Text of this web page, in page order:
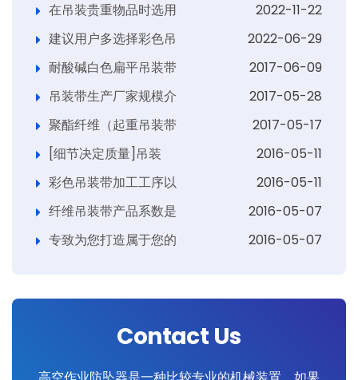
在吊装贵重物品时选用
2022-11-22
建议用户多选择彩色吊
2022-06-29
耐酸碱白色扁平吊装带
2017-06-09
吊装带生产厂家规模介
2017-05-28
聚酯纤维（起重吊装带
2017-05-17
[细节决定质量]吊装
2016-05-11
彩色吊装带加工工序以
2016-05-11
纤维吊装带产品系数是
2016-05-07
专致为您打造属于您的
2016-05-07
Contact Us